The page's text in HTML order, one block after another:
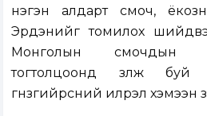
нэгэн алдарт сүмоч,
Эрдэнийг томилох
Монголын сүмочдын
тогтолцоонд үзүүлж
гүнзгийрсний илрэл хэмээн